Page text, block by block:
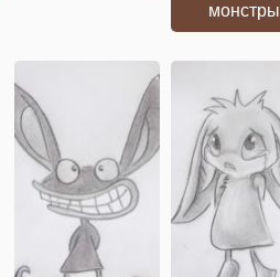
монстры